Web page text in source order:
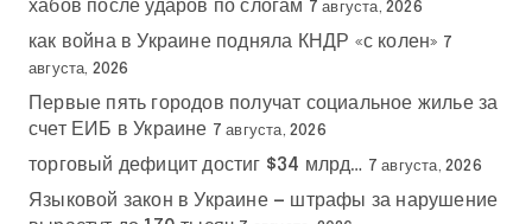
хабов после ударов по слогам 7 августа, 2026
как война в Украине подняла КНДР «с колен» 7
августа, 2026
Первые пять городов получат социальное жилье за
счет ЕИБ в Украине 7 августа, 2026
торговый дефицит достиг $34 млрд… 7 августа, 2026
Языковой закон в Украине — штрафы за нарушение